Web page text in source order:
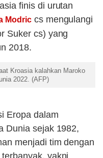
finis di urutan
Modriccs mengulangi
Suker cs) yang
2018.
Kroasia kalahkan Maroko
2022. (AFP)
Eropa dalam
Dunia sejak 1982,
menjadi tim dengan